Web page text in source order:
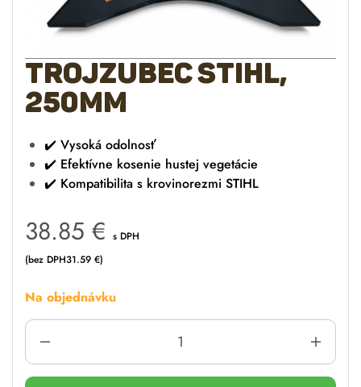
Trojzubec STIHL,
250mm
✔️ Vysoká odolnosť
✔️ Efektívne kosenie hustej vegetácie
✔️ Kompatibilita s krovinorezmi STIHL
38.85 € s DPH
(bez DPH31.59 €)
Na objednávku